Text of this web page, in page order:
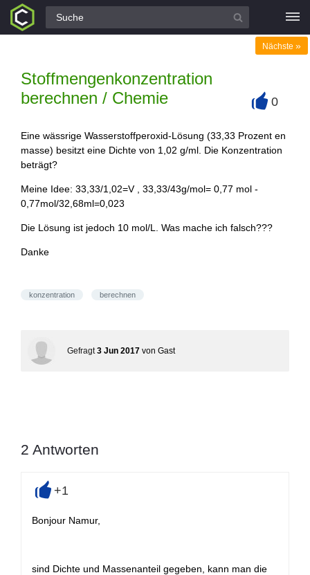
Alle Fragen
Stoffmengenkonzentration
berechnen / Chemie
Nächste »
0
Eine wässrige Wasserstoffperoxid-Lösung (33,33 Prozent en
masse) besitzt eine Dichte von 1,02 g/ml. Die Konzentration
beträgt?
Meine Idee: 33,33/1,02=V , 33,33/43g/mol= 0,77 mol -
0,77mol/32,68ml=0,023
Die Lösung ist jedoch 10 mol/L. Was mache ich falsch???
Danke
konzentration berechnen
Gefragt 3 Jun 2017 von Gast
2 Antworten
+1
Bonjour Namur,
sind Dichte und Massenanteil gegeben, kann man die